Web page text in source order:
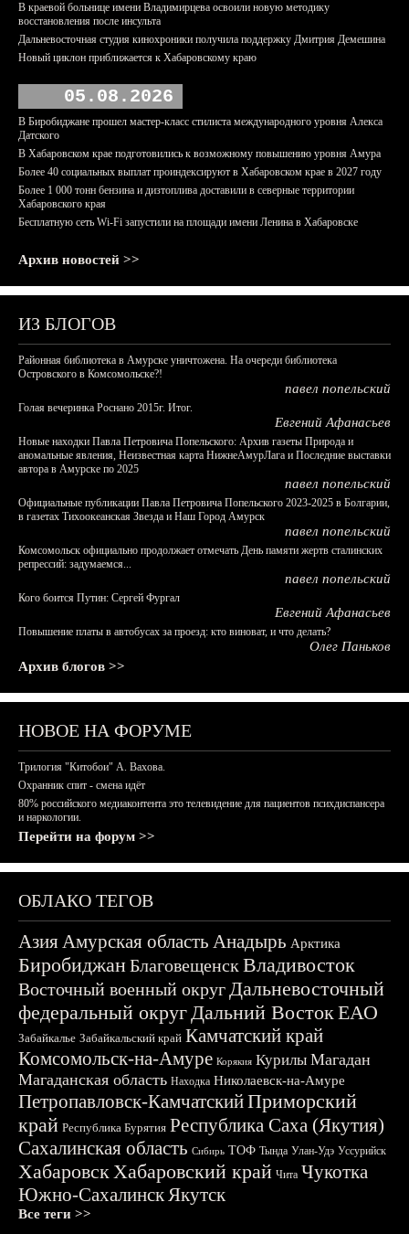
В краевой больнице имени Владимирцева освоили новую методику
восстановления после инсульта
Дальневосточная студия кинохроники получила поддержку Дмитрия Демешина
Новый циклон приближается к Хабаровскому краю
05.08.2026
В Биробиджане прошел мастер-класс стилиста международного уровня Алекса
Датского
В Хабаровском крае подготовились к возможному повышению уровня Амура
Более 40 социальных выплат проиндексируют в Хабаровском крае в 2027 году
Более 1 000 тонн бензина и дизтоплива доставили в северные территории
Хабаровского края
Бесплатную сеть Wi-Fi запустили на площади имени Ленина в Хабаровске
Архив новостей >>
ИЗ БЛОГОВ
Районная библиотека в Амурске уничтожена. На очереди библиотека
Островского в Комсомольске?!
павел попельский
Голая вечеринка Роснано 2015г. Итог.
Евгений Афанасьев
Новые находки Павла Петровича Попельского: Архив газеты Природа и
аномальные явления, Неизвестная карта НижнеАмурЛага и Последние выставки
автора в Амурске по 2025
павел попельский
Официальные публикации Павла Петровича Попельского 2023-2025 в Болгарии,
в газетах Тихоокеанская Звезда и Наш Город Амурск
павел попельский
Комсомольск официально продолжает отмечать День памяти жертв сталинских
репрессий: задумаемся...
павел попельский
Кого боится Путин: Сергей Фургал
Евгений Афанасьев
Повышение платы в автобусах за проезд: кто виноват, и что делать?
Олег Паньков
Архив блогов >>
НОВОЕ НА ФОРУМЕ
Трилогия "Китобои" А. Вахова.
Охранник спит - смена идёт
80% российского медиаконтента это телевидение для пациентов психдиспансера
и наркологии.
Перейти на форум >>
ОБЛАКО ТЕГОВ
АзияАмурская область Анадырь Арктика
БиробиджанБлаговещенскВладивосток
Восточный военный округДальневосточный
федеральный округДальний ВостокЕАО
Забайкалье Забайкальский край Камчатский край
Комсомольск-на-Амуре Корякия Курилы Магадан
Магаданская область Находка Николаевск-на-Амуре
Петропавловск-КамчатскийПриморский
край Республика Бурятия Республика Саха (Якутия)
Сахалинская область Сибирь ТОФ Тында Улан-Удэ Уссурийск
ХабаровскХабаровский край Чита Чукотка
Южно-СахалинскЯкутск
Все теги >>